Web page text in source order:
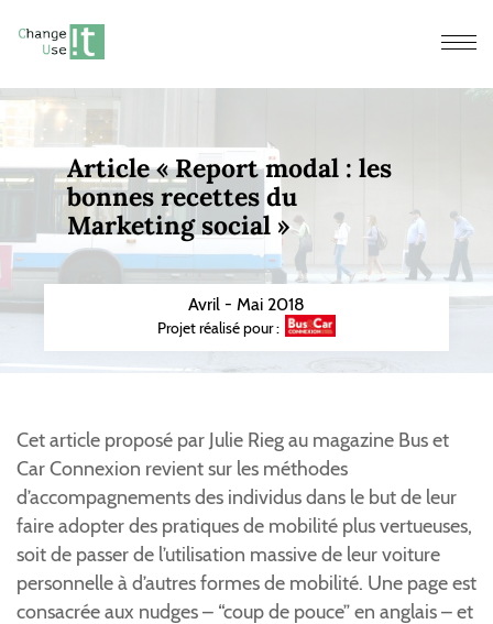
Article « Report modal : les
bonnes recettes du
Marketing social »
Avril - Mai 2018
Projet réalisé pour :
Cet article proposé par Julie Rieg au magazine Bus et
Car Connexion revient sur les méthodes
d’accompagnements des individus dans le but de leur
faire adopter des pratiques de mobilité plus vertueuses,
soit de passer de l’utilisation massive de leur voiture
personnelle à d’autres formes de mobilité. Une page est
consacrée aux nudges – “coup de pouce” en anglais – et